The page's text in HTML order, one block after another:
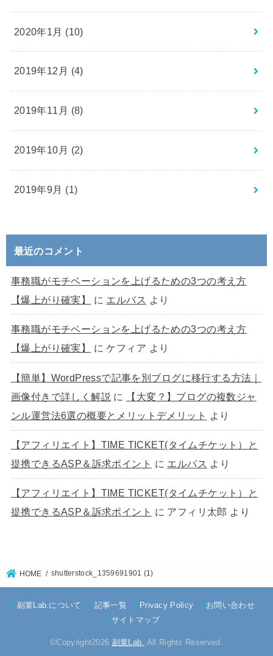
2020年1月 (10)
2019年12月 (4)
2019年11月 (8)
2019年10月 (2)
2019年9月 (1)
最近のコメント
事務職がモチベーションを上げるための3つの考え方
【爆上がり確実】
に エルバス より
事務職がモチベーションを上げるための3つの考え方
【爆上がり確実】
にケフィア より
【簡単】WordPressで記事を別ブログに移行する方法｜
画像付きで詳しく解説 に
【大変？】ブログの複数ジャ
ンル運営法6選の概要とメリットデメリット
より
【アフィリエイト】TIME TICKET(タイムチケット）と
提携できるASP＆訴求ポイント に エルバス より
【アフィリエイト】TIME TICKET(タイムチケット）と
提携できるASP＆訴求ポイント に アフィリ太郎 より
HOME shutterstock_1359691901 (1)
副業Lab.について 記事一覧 Privacy Policy
お問い合わせ
サイトマップ
©Copyright2026 副業Lab. .All Rights Reserved.